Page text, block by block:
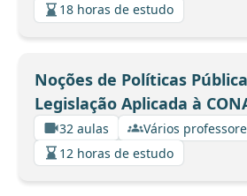
18 horas de estudo
Noções de Políticas
Legislação Aplicada à
32 aulas
Vários
12 horas de estudo